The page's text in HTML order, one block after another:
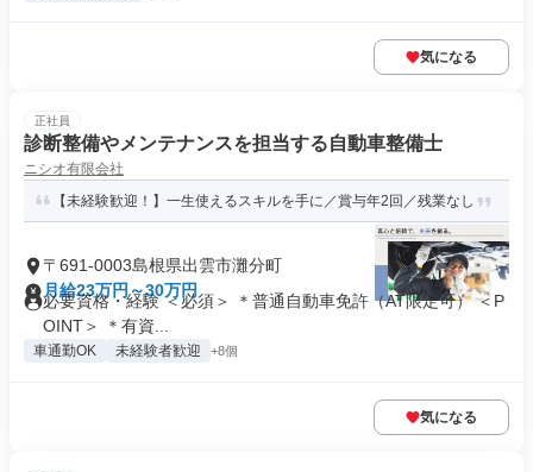
気になる
正社員
診断整備やメンテナンスを担当する自動車整備士
ニシオ有限会社
【未経験歓迎！】一生使えるスキルを手に／賞与年2回／残業なし
〒691-0003島根県出雲市灘分町
月給23万円～30万円
必要資格・経験 ＜必須＞ ＊普通自動車免許（AT限定可） ＜P
OINT＞ ＊有資...
車通勤OK 未経験者歓迎 +8個
気になる